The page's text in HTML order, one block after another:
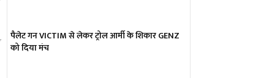
पैलेट गन VICTIM से लेकर ट्रोल आर्मी के शिकार GENZ
को दिया मंच